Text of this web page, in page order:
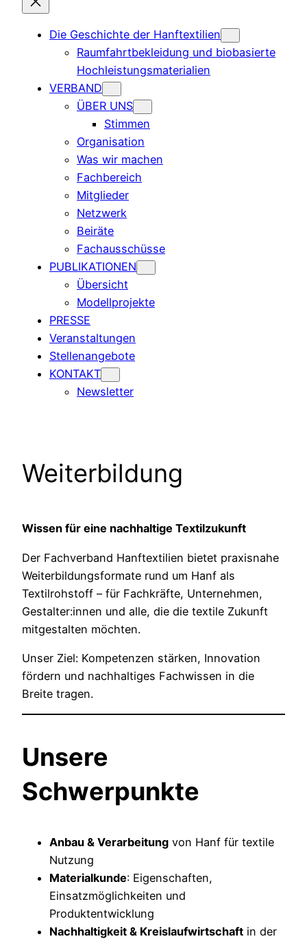
Die Geschichte der Hanftextilien
Raumfahrtbekleidung und biobasierte
Hochleistungsmaterialien
VERBAND
ÜBER UNS
Stimmen
Organisation
Was wir machen
Fachbereich
Mitglieder
Netzwerk
Beiräte
Fachausschüsse
PUBLIKATIONEN
Übersicht
Modellprojekte
PRESSE
Veranstaltungen
Stellenangebote
KONTAKT
Newsletter
Weiterbildung
Wissen für eine nachhaltige Textilzukunft
Der Fachverband Hanftextilien bietet praxisnahe
Weiterbildungsformate rund um Hanf als
Textilrohstoff – für Fachkräfte, Unternehmen,
Gestalter:innen und alle, die die textile Zukunft
mitgestalten möchten.
Unser Ziel: Kompetenzen stärken, Innovation
fördern und nachhaltiges Fachwissen in die
Breite tragen.
Unsere
Schwerpunkte
Anbau & Verarbeitung von Hanf für textile
Nutzung
Materialkunde: Eigenschaften,
Einsatzmöglichkeiten und
Produktentwicklung
Nachhaltigkeit & Kreislaufwirtschaft in der